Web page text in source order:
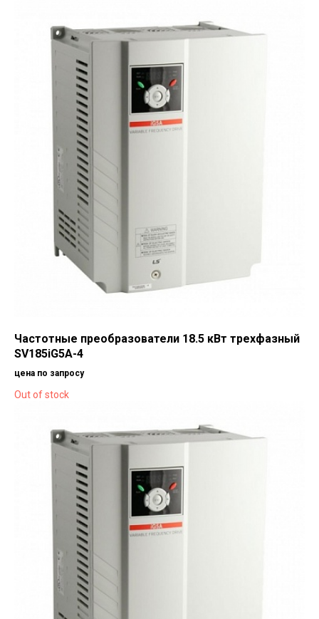
Частотные преобразователи 18.5 кВт трехфазный
SV185iG5A-4
цена по запросу
Out of stock